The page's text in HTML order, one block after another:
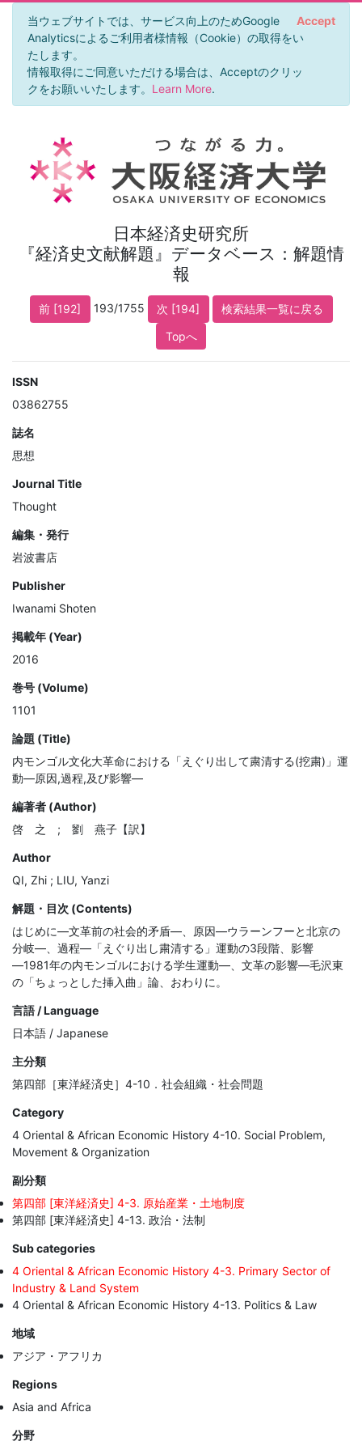
当ウェブサイトでは、サービス向上のためGoogle
Analyticsによるご利用者様情報（Cookie）の取得をい
たします。
情報取得にご同意いただける場合は、Acceptのクリッ
クをお願いいたします。 Learn More.
Accept
日本経済史研究所
『経済史文献解題』データベース：解題情
報
前 [192] 193/1755 次 [194]
検索結果一覧に戻る
Topへ
ISSN
03862755
誌名
思想
Journal Title
Thought
編集・発行
岩波書店
Publisher
Iwanami Shoten
掲載年 (Year)
2016
巻号 (Volume)
1101
論題 (Title)
内モンゴル文化大革命における「えぐり出して粛清する(挖粛)」運
動―原因,過程,及び影響―
編著者 (Author)
啓 之 ; 劉 燕子【訳】
Author
QI, Zhi ; LIU, Yanzi
解題・目次 (Contents)
はじめに―文革前の社会的矛盾―、原因―ウラーンフーと北京の
分岐―、過程―「えぐり出し粛清する」運動の3段階、影響
―1981年の内モンゴルにおける学生運動―、文革の影響―毛沢東
の「ちょっとした挿入曲」論、おわりに。
言語 / Language
日本語 / Japanese
主分類
第四部［東洋経済史］4-10．社会組織・社会問題
Category
4 Oriental & African Economic History 4-10. Social Problem,
Movement & Organization
副分類
第四部 [東洋経済史] 4-3. 原始産業・土地制度
第四部 [東洋経済史] 4-13. 政治・法制
Sub categories
4 Oriental & African Economic History 4-3. Primary Sector of
Industry & Land System
4 Oriental & African Economic History 4-13. Politics & Law
地域
アジア・アフリカ
Regions
Asia and Africa
分野